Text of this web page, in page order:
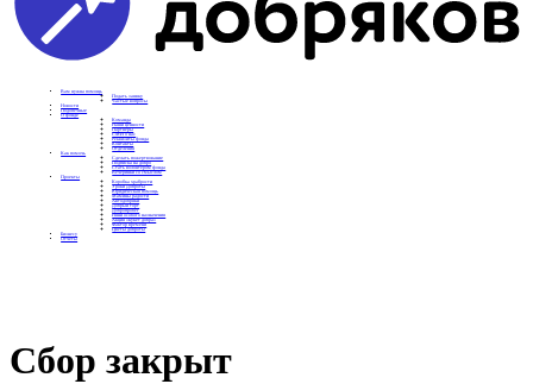
Вам нужна помощь
Подать заявку
Частые вопросы
Новости
Подопечные
О фонде
Команда
Наши ценности
Партнеры
СМИ о нас
Реквизиты фонда
Контакты
Отделения
Как помочь
Сделать пожертвование
Подписка на добро
Стать волонтером фонда
Вечеринки со смыслом
Проекты
Коробка храбрости
Уроки Доброты
Юридическая помощь
Мамины радости
Автодобряки
Добрый торт
Добропробег
Няни особого назначения
Акция «Букет добра»
Фактор времени
Цветы доброты
Бизнесу
Отчеты
Сбор закрыт